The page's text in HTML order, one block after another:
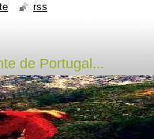
de Portugal...
rss